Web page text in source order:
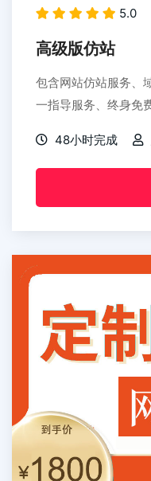
5.0
高级版仿站
包含网站仿站服务、
一指导服务、终身免
48小时完成